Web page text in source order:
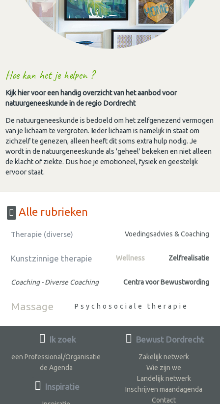
Hoe kan het je helpen ?
Kijk hier voor een handig overzicht van het aanbod voor
natuurgeneeskunde in de regio Dordrecht
De natuurgeneeskunde is bedoeld om het zelfgenezend vermogen
van je lichaam te vergroten. Ieder lichaam is namelijk in staat om
zichzelf te genezen, alleen heeft dit soms extra hulp nodig. Je
wordt in de natuurgeneeskunde als 'geheel' bekeken en niet alleen
de klacht of ziekte. Dus hoe je emotioneel, fysiek en geestelijk
ervoor staat.
Alle rubrieken
Therapie (diverse) Voedingsadvies & Coaching
Kunstzinnige therapie Wellness Zelfrealisatie
Coaching - Diverse Coaching Centra voor Bewustwording
Massage Psychosociale therapie
Ik zoek
een Professional/Organisatie
de Agenda
Inspiratie
Bewust Dordrecht
Zakelijk netwerk
Wie zijn we
Landelijk netwerk
Inschrijven maandagenda
Contact